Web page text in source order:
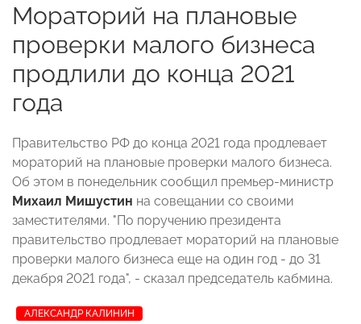
Мораторий на плановые
проверки малого бизнеса
продлили до конца 2021
года
Правительство РФ до конца 2021 года продлевает
мораторий на плановые проверки малого бизнеса.
Об этом в понедельник сообщил премьер-министр
Михаил Мишустин на совещании со своими
заместителями. "По поручению президента
правительство продлевает мораторий на плановые
проверки малого бизнеса еще на один год - до 31
декабря 2021 года", - сказал председатель кабмина.
АЛЕКСАНДР КАЛИНИН